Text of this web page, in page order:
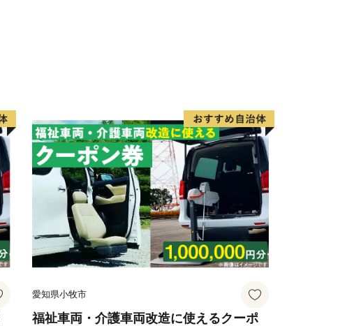
愛知県小牧市
福祉車両・介護車両改造に使えるクーポ